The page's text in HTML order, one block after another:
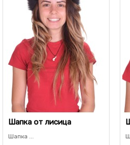
Шапка от лисица
Шапка ...